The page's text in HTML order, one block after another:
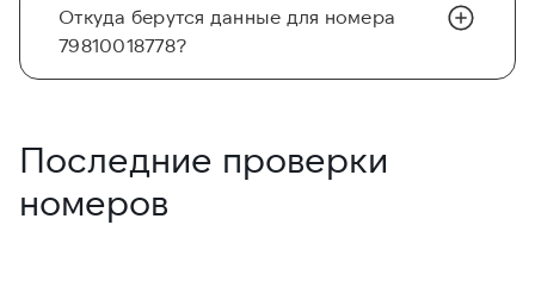
Откуда берутся данные для номера
79810018778?
Последние проверки
номеров